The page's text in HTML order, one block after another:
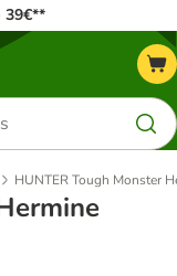
39€**
HUNTER Tough Monster